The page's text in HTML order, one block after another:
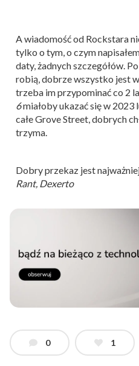
A wiadomość od Rockstara
tylko o tym, o czym
daty, żadnych szczegółów.
robią, dobrze wszystko jest
trzeba im przypominać co 2
6miałoby ukazać się w
całe Grove Street, dobrych
trzyma.
Dobry przekaz jest
Rant, Dexerto
0 1